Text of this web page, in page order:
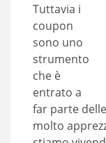
Tuttavia i
coupon
sono uno
strumento
che è
entrato a
far parte
molto